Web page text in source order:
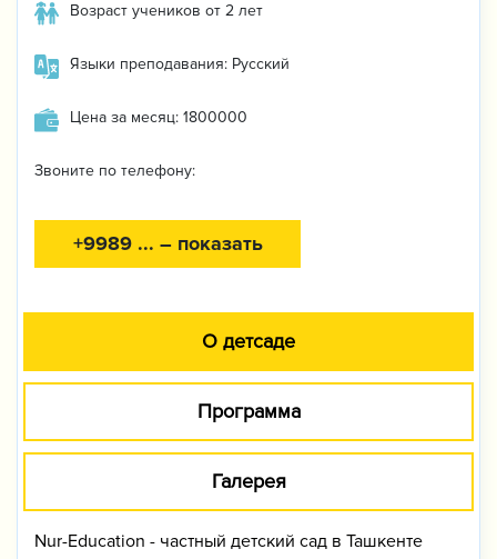
Возраст учеников от 2 лет
Языки преподавания: Русский
Цена за месяц: 1800000
Звоните по телефону:
+9989 ... – показать
О детсаде
Программа
Галерея
Nur-Education - частный детский сад в Ташкенте